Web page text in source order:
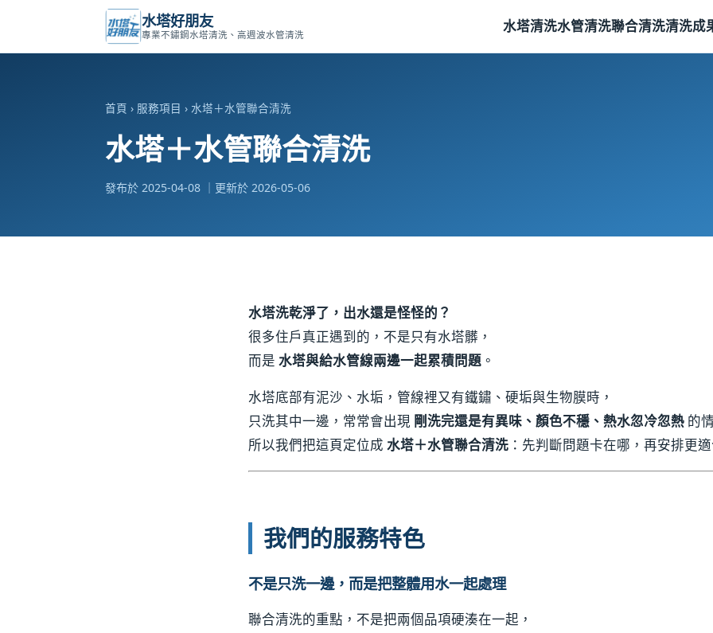
水塔好朋友
專業不鏽鋼水塔清洗、高週波水管清洗 水塔清洗水管清洗聯合清洗清洗成
首頁 › 服務項目 › 水塔＋水管聯合清洗
水塔＋水管聯合清洗
發布於 2025-04-08 ｜更新於 2026-05-06
水塔洗乾淨了，出水還是怪怪的？
很多住戶真正遇到的，不是只有水塔髒，
而是 水塔與給水管線兩邊一起累積問題 。
水塔底部有泥沙、水垢，管線裡又有鐵鏽、硬垢與生物膜時，
只洗其中一邊，常常會出現 剛洗完還是有異味、顏色不穩、熱水忽冷忽熱 的
所以我們把這頁定位成 水塔＋水管聯合清洗 ：先判斷問題卡在哪，再安排更
我們的服務特色
不是只洗一邊，而是把整體用水一起處理
聯合清洗的重點，不是把兩個品項硬湊在一起，